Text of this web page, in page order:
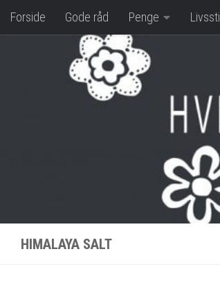
Skip to content
Forside Gode råd Penge Livsstil
HIMALAYA SALT